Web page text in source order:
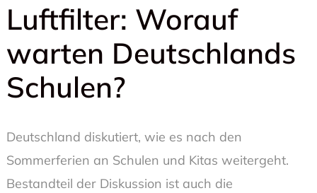
Luftfilter: Worauf
warten Deutschlands
Schulen?
Deutschland diskutiert, wie es nach den
Sommerferien an Schulen und Kitas weitergeht.
Bestandteil der Diskussion ist auch die